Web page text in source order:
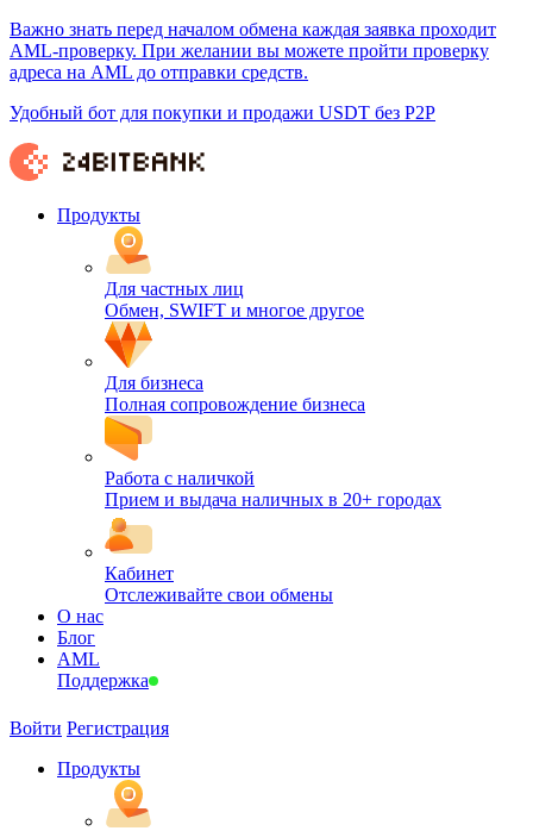
Важно знать перед началом обмена каждая заявка проходит
AML-проверку. При желании вы можете пройти проверку
адреса на AML до отправки средств.
Удобный бот для покупки и продажи USDT без P2P
Продукты
Для частных лиц
Обмен, SWIFT и многое другое
Для бизнеса
Полная сопровождение бизнеса
Работа с наличкой
Прием и выдача наличных в 20+ городах
Кабинет
Отслеживайте свои обмены
О нас
Блог
AML
Поддержка
Войти Регистрация
Продукты